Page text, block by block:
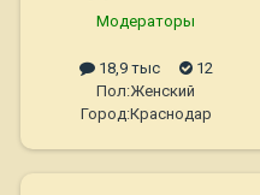
Модераторы
18,9 тыс
12
Пол:Женский
Город:Краснодар